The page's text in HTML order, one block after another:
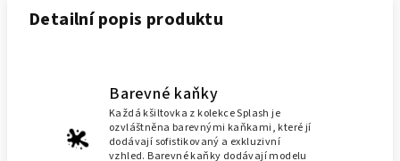
Detailní popis produktu
Barevné kaňky
Každá kšiltovka z kolekce Splash je
ozvláštněna barevnými kaňkami, které jí
dodávají sofistikovaný a exkluzivní
vzhled. Barevné kaňky dodávají modelu